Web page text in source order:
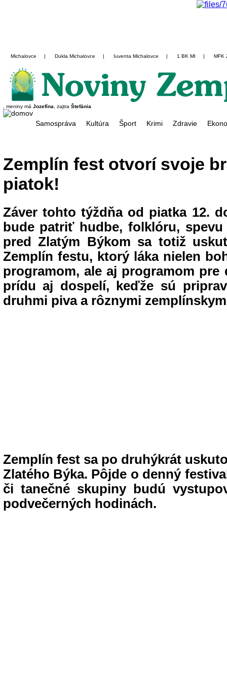
Michalovce | Dukla Michalovce | Iuventa Michalovce | 1 BK MI | MFK
, meniny má Jozefína , zajtra Štefánia
Samospráva Kultúra Šport Krimi Zdravie
Zemplín fest otvorí svoje
piatok!
Záver tohto týždňa od piatka 12.
bude patriť hudbe, folklóru,
pred Zlatým Býkom sa totiž
Zemplín festu, ktorý láka nielen
programom, ale aj programom pre
prídu aj dospelí, keďže sú
druhmi piva a rôznymi
Zemplín fest sa po druhýkrát
Zlatého Býka. Pôjde o denný
či tanečné skupiny budú
podvečerných hodinách.